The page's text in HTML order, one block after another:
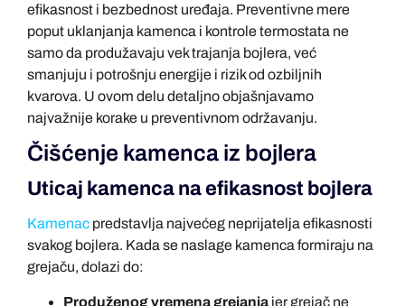
efikasnost i bezbednost uređaja. Preventivne mere
poput uklanjanja kamenca i kontrole termostata ne
samo da produžavaju vek trajanja bojlera, već
smanjuju i potrošnju energije i rizik od ozbiljnih
kvarova. U ovom delu detaljno objašnjavamo
najvažnije korake u preventivnom održavanju.
Čišćenje kamenca iz bojlera
Uticaj kamenca na efikasnost bojlera
Kamenac predstavlja najvećeg neprijatelja efikasnosti
svakog bojlera. Kada se naslage kamenca formiraju na
grejaču, dolazi do:
Produženog vremena grejanjajer grejač ne